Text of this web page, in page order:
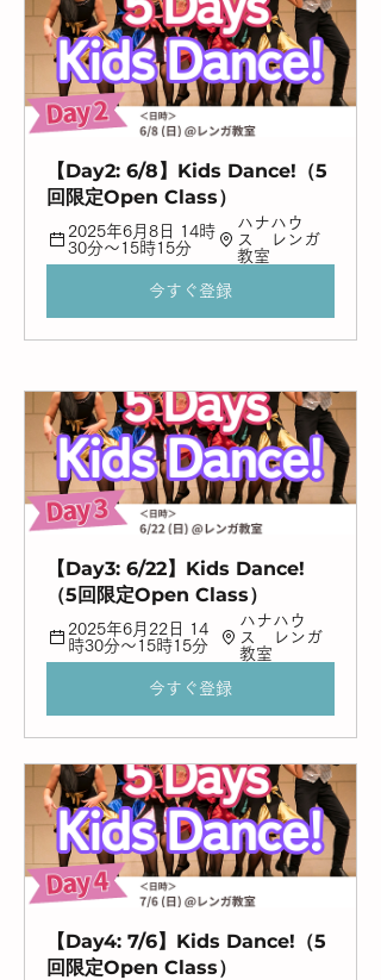
【Day2: 6/8】Kids Dance!（5
回限定Open Class）
2025年6月8日 14時
30分～15時15分
ハナハウ
ス　レンガ
教室
今すぐ登録
【Day3: 6/22】Kids Dance!
（5回限定Open Class）
2025年6月22日 14
時30分～15時15分
ハナハウ
ス　レンガ
教室
今すぐ登録
【Day4: 7/6】Kids Dance!（5
回限定Open Class）